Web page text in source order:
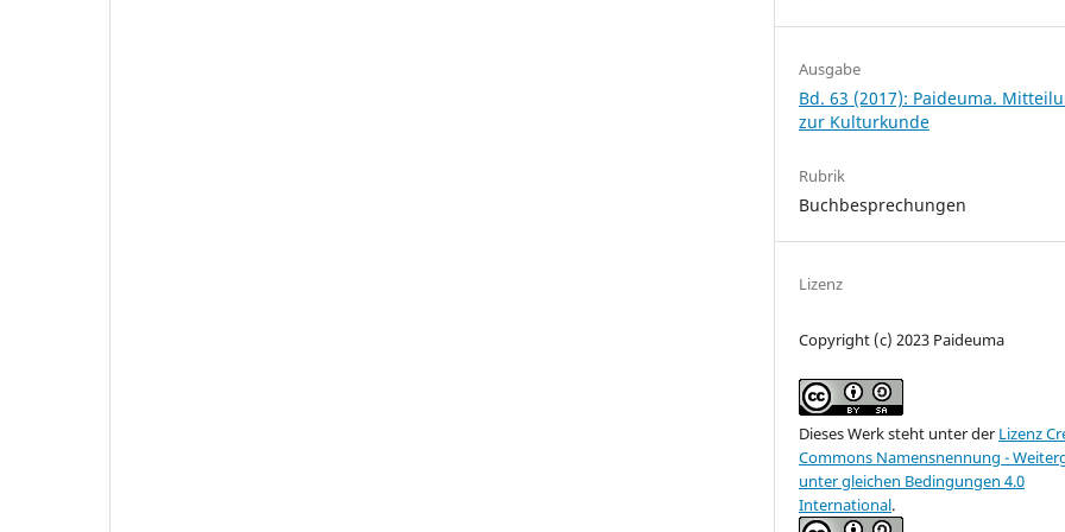
Ausgabe
Bd. 63 (2017): Paideuma.
zur Kulturkunde
Rubrik
Buchbesprechungen
Lizenz
Copyright (c) 2023 Paideuma
Dieses Werk steht unter der Lizenz
Commons Namensnennung -
unter gleichen Bedingungen 4.0
International.